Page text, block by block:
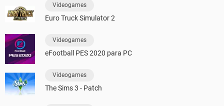
Videogames
Euro Truck Simulator 2
Videogames
eFootball PES 2020 para PC
Videogames
The Sims 3 - Patch